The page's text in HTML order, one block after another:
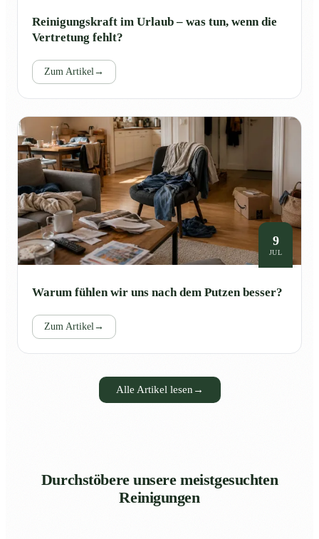
Reinigungskraft im Urlaub – was tun, wenn die
Vertretung fehlt?
Zum Artikel→
9
JUL
Warum fühlen wir uns nach dem Putzen besser?
Zum Artikel→
Alle Artikel lesen →
Durchstöbere unsere meistgesuchten
Reinigungen